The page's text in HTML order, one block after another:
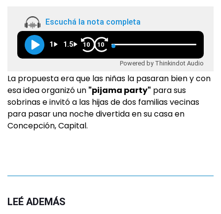
Escuchá la nota completa
1 1.5 10 10
Powered by Thinkindot Audio
La propuesta era que las niñas la pasaran bien y con
esa idea organizó un "pijama party" para sus
sobrinas e invitó a las hijas de dos familias vecinas
para pasar una noche divertida en su casa en
Concepción, Capital.
LEÉ ADEMÁS